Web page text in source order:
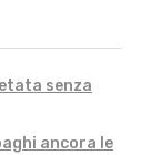
senza
ancora le